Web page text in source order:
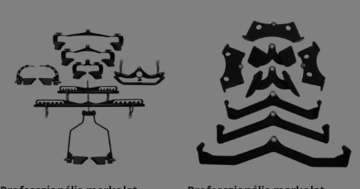
24
702 Ft